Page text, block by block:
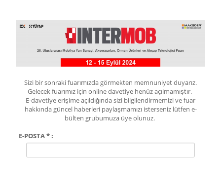
Sizi bir sonraki fuarımızda görmekten memnuniyet duyarız.
Gelecek fuarımız için online davetiye henüz açılmamıştır.
E-davetiye erişime açıldığında sizi bilgilendirmemizi ve fuar
hakkında güncel haberleri paylaşmamızı isterseniz lütfen e-
bülten grubumuza üye olunuz.
E-POSTA * :